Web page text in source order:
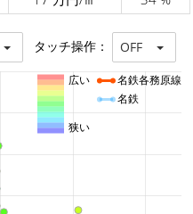
タッチ操作： OFF
名鉄各務原線
名鉄
広い
狭い